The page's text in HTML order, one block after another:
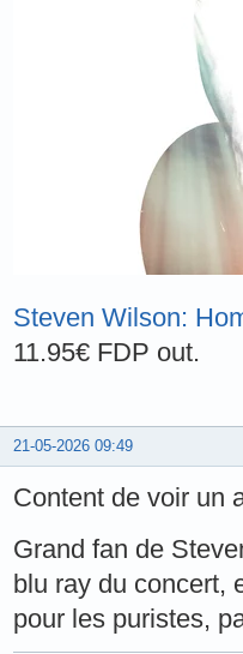
Steven Wilson:
11.95€ FDP out.
21-05-2026 09:49
Content de voir un
Grand fan de
blu ray du concert,
pour les puristes,